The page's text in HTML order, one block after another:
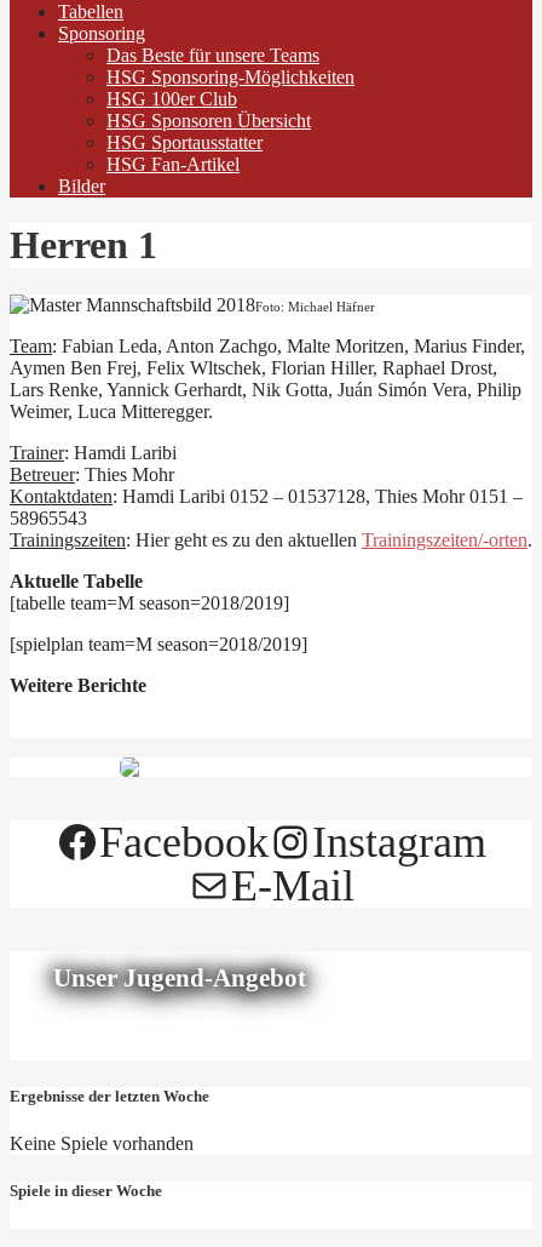
Tabellen
Sponsoring
Das Beste für unsere Teams
HSG Sponsoring-Möglichkeiten
HSG 100er Club
HSG Sponsoren Übersicht
HSG Sportausstatter
HSG Fan-Artikel
Bilder
Herren 1
Foto: Michael Häfner
Team: Fabian Leda, Anton Zachgo, Malte Moritzen, Marius Finder,
Aymen Ben Frej, Felix Wltschek, Florian Hiller, Raphael Drost,
Lars Renke, Yannick Gerhardt, Nik Gotta, Juán Simón Vera, Philip
Weimer, Luca Mitteregger.
Trainer: Hamdi Laribi
Betreuer: Thies Mohr
Kontaktdaten: Hamdi Laribi 0152 – 01537128, Thies Mohr 0151 –
58965543
Trainingszeiten: Hier geht es zu den aktuellen Trainingszeiten/-orten.
Aktuelle Tabelle
[tabelle team=M season=2018/2019]
[spielplan team=M season=2018/2019]
Weitere Berichte
Facebook
Instagram
E-Mail
Unser Jugend-Angebot
Ergebnisse der letzten Woche
Keine Spiele vorhanden
Spiele in dieser Woche